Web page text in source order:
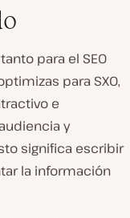
para el SEO
para SXO,
e
y
significa escribir
la información